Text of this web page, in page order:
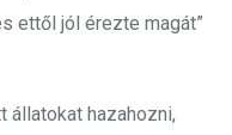
ettől jól érezte magát”
állatokat hazahozni,